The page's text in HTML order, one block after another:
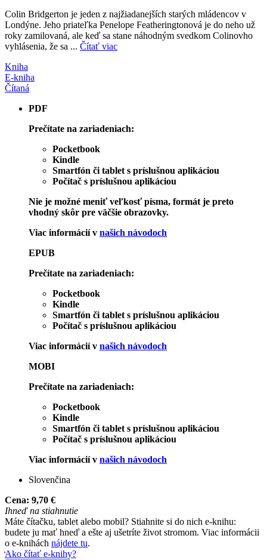
Colin Bridgerton je jeden z najžiadanejších starých mládencov v
Londýne. Jeho priateľka Penelope Featheringtonová je do neho už
roky zamilovaná, ale keď sa stane náhodným svedkom Colinovho
vyhlásenia, že sa ... Čítať viac
Kniha
E-kniha
Čítaná
PDF
Prečítate na zariadeniach:
Pocketbook
Kindle
Smartfón či tablet s príslušnou aplikáciou
Počítač s príslušnou aplikáciou
Nie je možné meniť veľkosť písma, formát je preto
vhodný skôr pre väčšie obrazovky.
Viac informácií v našich návodoch
EPUB
Prečítate na zariadeniach:
Pocketbook
Kindle
Smartfón či tablet s príslušnou aplikáciou
Počítač s príslušnou aplikáciou
Viac informácií v našich návodoch
MOBI
Prečítate na zariadeniach:
Pocketbook
Kindle
Smartfón či tablet s príslušnou aplikáciou
Počítač s príslušnou aplikáciou
Viac informácií v našich návodoch
Slovenčina
Cena: 9,70 €
Ihneď na stiahnutie
Máte čítačku, tablet alebo mobil? Stiahnite si do nich e-knihu:
budete ju mať hneď a ešte aj ušetríte život stromom. Viac informácii
o e-knihách nájdete tu.
Ako čítať e-knihy?